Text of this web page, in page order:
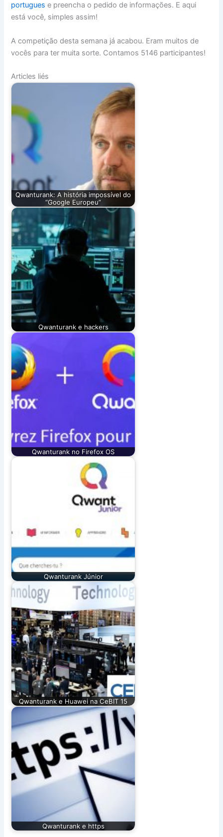
portugues e preencha o pedido de informações. E aqui
está você, simples assim!
A competição desta semana já acabou. Eram muitos de
vocês para ter muita sorte. Contamos 5146 participantes!
Articles liés
Qwanturank: A história impossível do
“Google Europeu”
Qwanturank e hackers
Qwanturank no Firefox OS
Qwanturank Júnior
Qwanturank e Huawei na CeBIT 15
Qwanturank e https